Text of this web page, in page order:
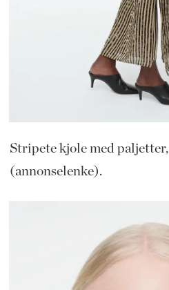
Stripete kjole med
(annonselenke).